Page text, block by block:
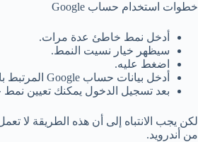
خطوات استخدام حساب Google
أدخل نمط خاطئ عدة مرات.
سيظهر خيار نسيت النمط.
اضغط عليه.
أدخل بيانات حساب Google المرتبط بالهاتف.
بعد تسجيل الدخول يمكنك تعيين نمط
لكن يجب الانتباه إلى أن هذه الطريقة لا
من أندرويد.